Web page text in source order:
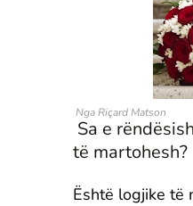
Nga Riçard Matson
Sa e
të martohesh?
Është logjike të